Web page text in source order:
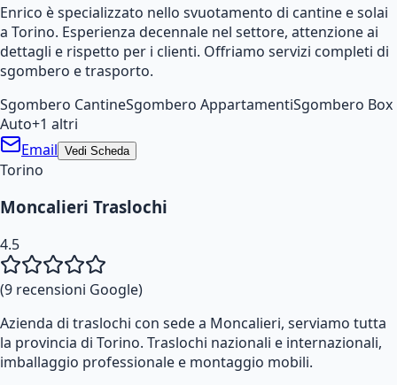
Enrico è specializzato nello svuotamento di cantine e solai
a Torino. Esperienza decennale nel settore, attenzione ai
dettagli e rispetto per i clienti. Offriamo servizi completi di
sgombero e trasporto.
Sgombero CantineSgombero AppartamentiSgombero Box
Auto+1 altri
Email Vedi Scheda
Torino
Moncalieri Traslochi
4.5
(9 recensioni Google)
Azienda di traslochi con sede a Moncalieri, serviamo tutta
la provincia di Torino. Traslochi nazionali e internazionali,
imballaggio professionale e montaggio mobili.